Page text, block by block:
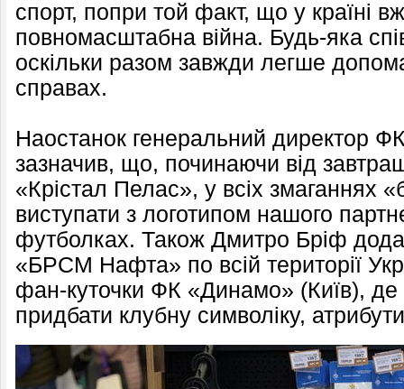
спорт, попри той факт, що у країні
повномасштабна війна. Будь-яка
оскільки разом завжди легше
справах.
Наостанок генеральний директор
зазначив, що, починаючи від
«Крістал Пелас», у всіх змаганнях
виступати з логотипом нашого
футболках. Також Дмитро Бріф
«БРСМ Нафта» по всій території
фан-куточки ФК «Динамо» (Київ), де
придбати клубну символіку,